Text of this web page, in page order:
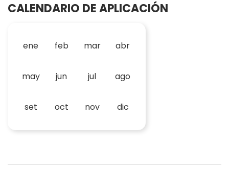
CALENDARIO DE APLICACIÓN
ene feb mar abr
may jun jul ago
set oct nov dic